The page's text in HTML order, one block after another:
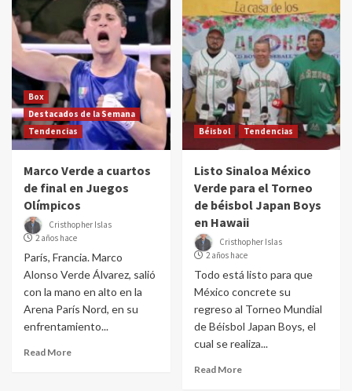
Box
Destacados de la Semana
Tendencias
Marco Verde a cuartos
de final en Juegos
Olímpicos
Cristhopher Islas
2 años hace
París, Francia. Marco
Alonso Verde Álvarez, salió
con la mano en alto en la
Arena París Nord, en su
enfrentamiento...
Read More
Béisbol Tendencias
Listo Sinaloa México
Verde para el Torneo
de béisbol Japan Boys
en Hawaii
Cristhopher Islas
2 años hace
Todo está listo para que
México concrete su
regreso al Torneo Mundial
de Béisbol Japan Boys, el
cual se realiza...
Read More